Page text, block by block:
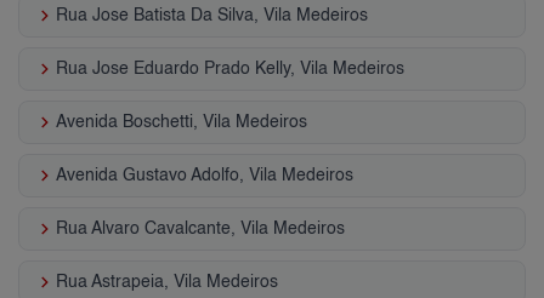
keyboard_arrow_right Rua Jose Batista Da Silva, Vila Medeiros
keyboard_arrow_right Rua Jose Eduardo Prado Kelly, Vila Medeiros
keyboard_arrow_right Avenida Boschetti, Vila Medeiros
keyboard_arrow_right Avenida Gustavo Adolfo, Vila Medeiros
keyboard_arrow_right Rua Alvaro Cavalcante, Vila Medeiros
keyboard_arrow_right Rua Astrapeia, Vila Medeiros